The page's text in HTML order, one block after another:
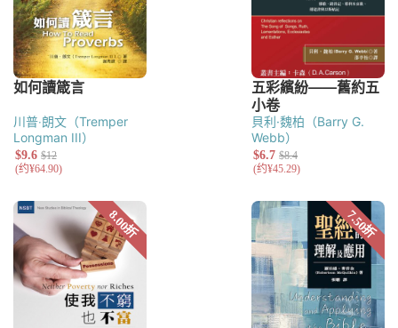
川普‧朗文（Tremper
Longman III）
貝利·魏柏（Barry G.
Webb）